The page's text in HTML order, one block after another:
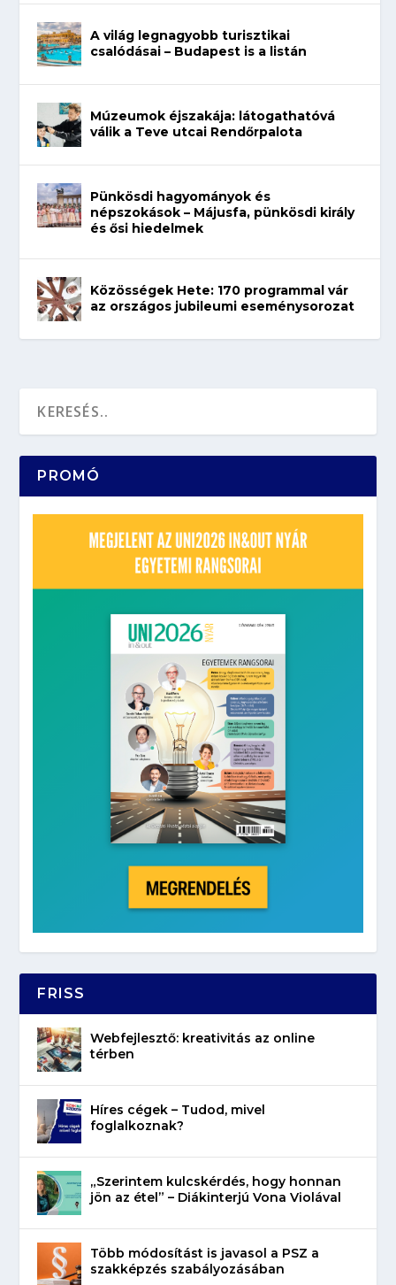
A világ legnagyobb turisztikai
csalódásai – Budapest is a listán
Múzeumok éjszakája: látogathatóvá
válik a Teve utcai Rendőrpalota
Pünkösdi hagyományok és
népszokások – Májusfa, pünkösdi király
és ősi hiedelmek
Közösségek Hete: 170 programmal vár
az országos jubileumi eseménysorozat
PROMÓ
FRISS
Webfejlesztő: kreativitás az online
térben
Híres cégek – Tudod, mivel
foglalkoznak?
„Szerintem kulcskérdés, hogy honnan
jön az étel” – Diákinterjú Vona Violával
Több módosítást is javasol a PSZ a
szakképzés szabályozásában